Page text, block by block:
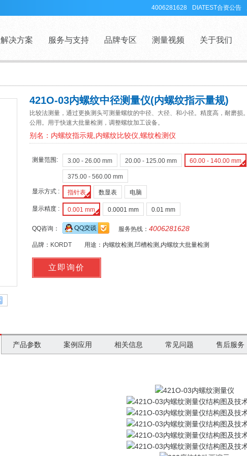
4006281628 DIATEST合资公告
解决方案 服务与支持 品牌专区 测量视频 关于我们
421O-03内螺纹中径测量仪(内螺纹指示量规)
比较法测量，通过更换测头可测量螺纹的中径、大径、和小径。精度高，耐磨
公用。用于快速大批量检测，调整螺纹加工设备。
别名：内螺纹指示规,内螺纹比较仪,螺纹检测仪
测量范围: 3.00 - 26.00 mm 20.00 - 125.00 mm 60.00 - 140.00 mm
375.00 - 560.00 mm
显示方式 : 指针表 数显表 电脑
显示精度 : 0.001 mm 0.0001 mm 0.01 mm
QQ咨询： 服务热线： 4006281628
品牌： KORDT 用途： 内螺纹检测,凹槽检测,内螺纹大批量检测
产品参数 案例应用 相关信息 常见问题 售后服务